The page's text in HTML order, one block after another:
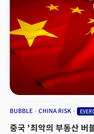
인플레이션 압력이 높아졌다고
인플레이션이 예상보다 높은
둔화되지 않을 경우 정책도구를
연준의 스탠스가 더 매파적으로
발표한 테슬라(TSLA)는 전망치
불구하고 공급망의 부진이 계속
인해 마진이 확장되지 않을수도
전반적으로 약세를 보였다. 중
실패하면서 주가는 12% 폭락
채권의 이자에 대한 30일의 유
AT&T(T)를 비롯해 사우스웨스
BUBBLE CHINA RISK
중국 '최악의 부동산 버